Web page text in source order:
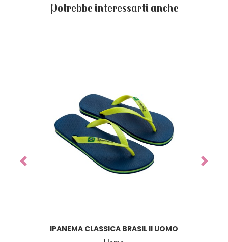
Potrebbe interessarti anche
IPANEMA CLASSICA BRASIL II UOMO
Previous Next